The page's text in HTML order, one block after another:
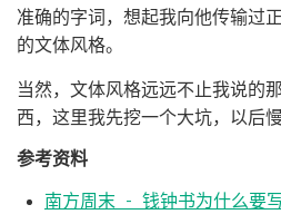
准确的字词，想起我向他传输过
的文体风格。
当然，文体风格远远不止我说的
西，这里我先挖一个大坑，以后慢
参考资料
南方周末 - 钱钟书为什么要